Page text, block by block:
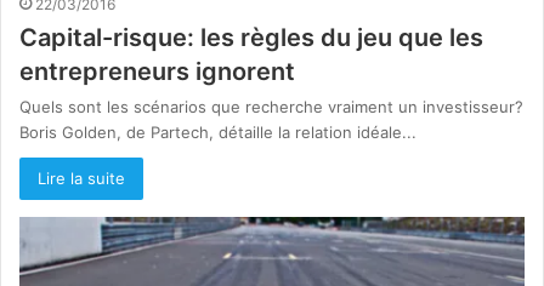
22/03/2016
Capital-risque: les règles du jeu que les
entrepreneurs ignorent
Quels sont les scénarios que recherche vraiment un investisseur?
Boris Golden, de Partech, détaille la relation idéale...
Lire la suite